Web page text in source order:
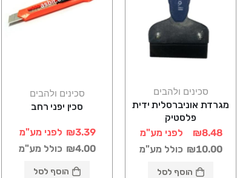
סכינים ולהבים
מגרדת אוניברסלית ידית
פלסטיק
₪8.48
לפני מע"מ
₪10.00 כולל מע"מ
הוסף לסל
סכינים ולהבים
סכין יפני רחב
₪3.39 לפני מע"מ
₪4.00 כולל מע"מ
הוסף לסל